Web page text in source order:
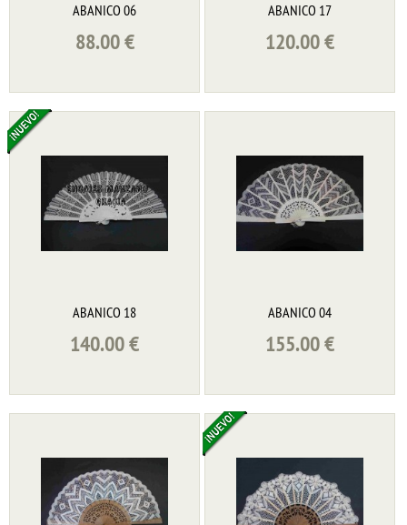
ABANICO 06
88.00€
ABANICO 17
120.00€
ABANICO 18
140.00€
ABANICO 04
155.00€